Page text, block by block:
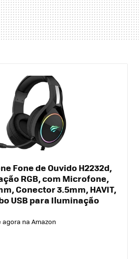
Fone de Ouvido H2232d,
RGB, com Microfone,
Conector 3.5mm, HAVIT,
USB para Iluminação
agora na Amazon